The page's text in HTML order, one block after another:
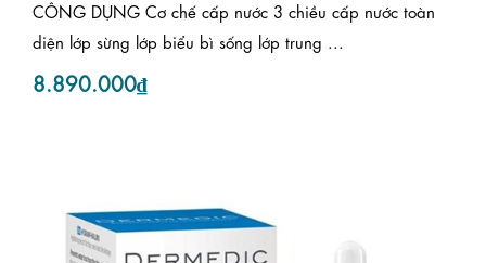
CÔNG DỤNG Cơ chế cấp nước 3 chiều cấp nước toàn
diện lớp sừng lớp biểu bì sống lớp trung ...
8.890.000₫